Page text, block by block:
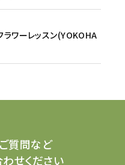
ラワーレッスン(YOKOHA
質問など
せください